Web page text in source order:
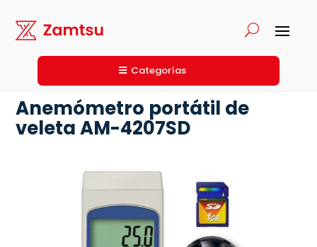
Categorías
Anemómetro portátil de
veleta AM-4207SD